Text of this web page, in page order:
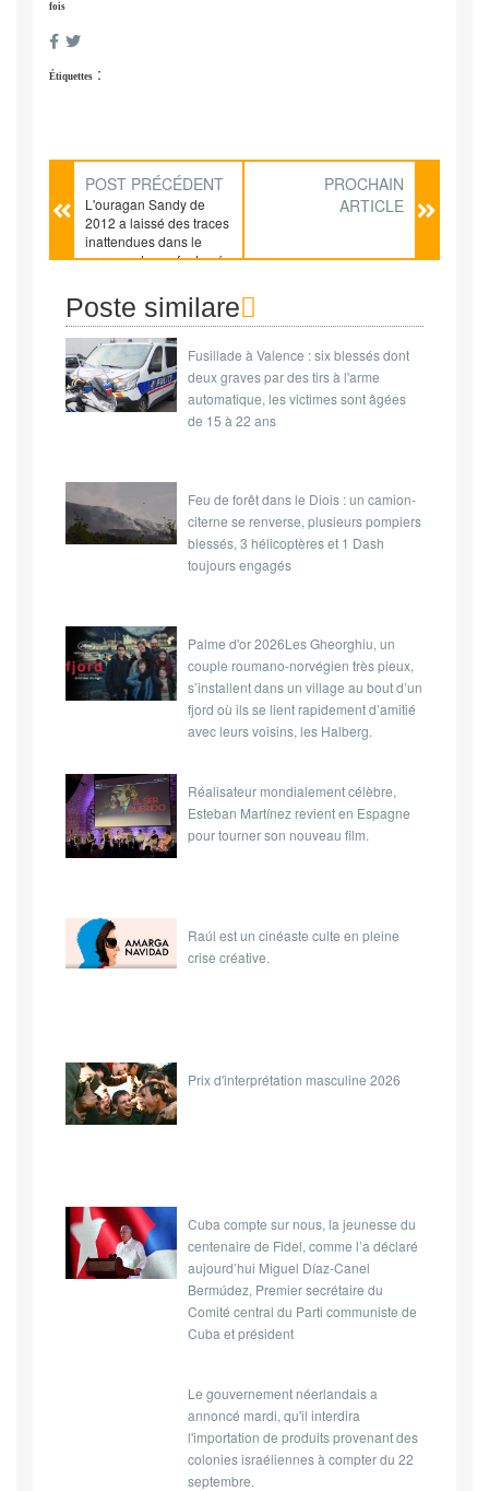
fois
Étiquettes :
POST PRÉCÉDENT
L'ouragan Sandy de
2012 a laissé des traces
inattendues dans le
cerveau des enfants nés
PROCHAIN
ARTICLE
Poste similare
Fusillade à Valence : six blessés dont
deux graves par des tirs à l'arme
automatique, les victimes sont âgées
de 15 à 22 ans
Feu de forêt dans le Diois : un camion-
citerne se renverse, plusieurs pompiers
blessés, 3 hélicoptères et 1 Dash
toujours engagés
Palme d'or 2026Les Gheorghiu, un
couple roumano-norvégien très pieux,
s’installent dans un village au bout d’un
fjord où ils se lient rapidement d’amitié
avec leurs voisins, les Halberg.
Réalisateur mondialement célèbre,
Esteban Martínez revient en Espagne
pour tourner son nouveau film.
Raúl est un cinéaste culte en pleine
crise créative.
Prix d'interprétation masculine 2026
Cuba compte sur nous, la jeunesse du
centenaire de Fidel, comme l’a déclaré
aujourd’hui Miguel Díaz-Canel
Bermúdez, Premier secrétaire du
Comité central du Parti communiste de
Cuba et président
Le gouvernement néerlandais a
annoncé mardi, qu'il interdira
l'importation de produits provenant des
colonies israéliennes à compter du 22
septembre.